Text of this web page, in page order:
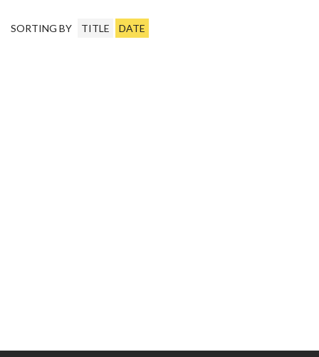
SORTING BY TITLE DATE